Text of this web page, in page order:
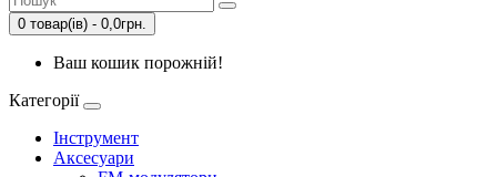
0 товар(ів) - 0,0грн.
Ваш кошик порожній!
Категорії
Інструмент
Аксесуари